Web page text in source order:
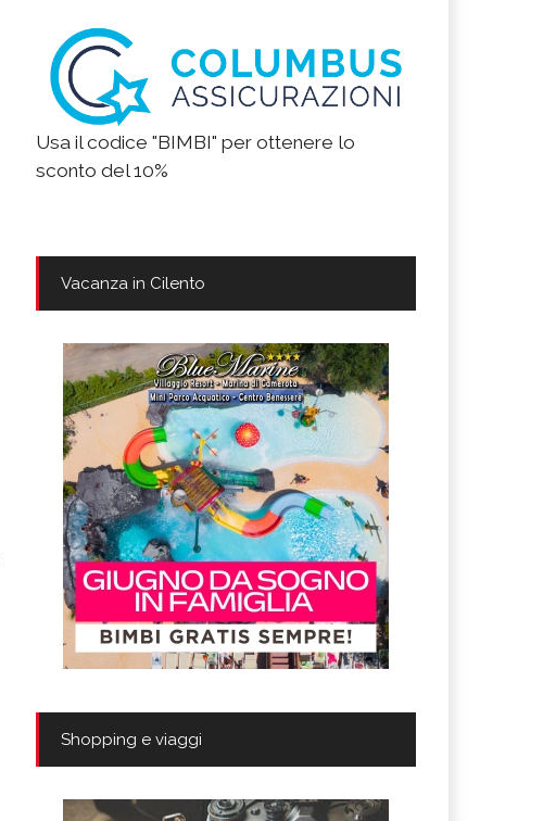
Usa il codice "BIMBI" per ottenere lo
sconto del 10%
Vacanza in Cilento
Shopping e viaggi